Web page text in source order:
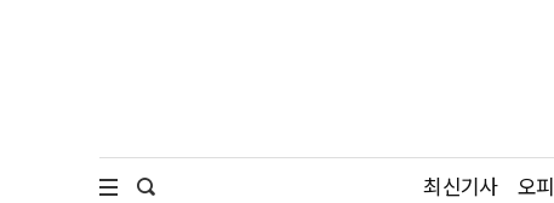
최신기사 오